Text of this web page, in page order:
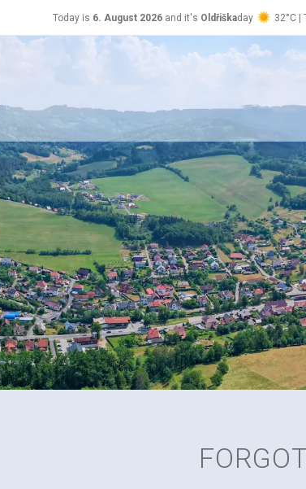
Today is 6. August 2026 and it's Oldřiškaday 32°C |
24°C